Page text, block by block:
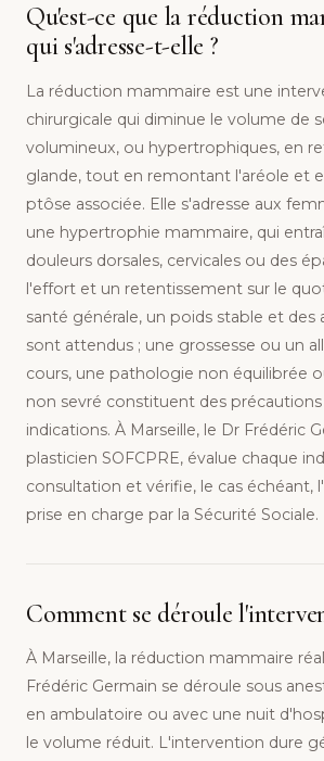
Qu'est-ce que la réduction
qui s'adresse-t-elle ?
La réduction mammaire est une
chirurgicale qui diminue le volume de
volumineux, ou hypertrophiques, en
glande, tout en remontant l'aréole et
ptôse associée. Elle s'adresse aux
une hypertrophie mammaire, qui
douleurs dorsales, cervicales ou des
l'effort et un retentissement sur le
santé générale, un poids stable et des
sont attendus ; une grossesse ou un
cours, une pathologie non équilibrée
non sevré constituent des
indications. À Marseille, le Dr Frédéric
plasticien SOFCPRE, évalue chaque
consultation et vérifie, le cas échéant,
prise en charge par la Sécurité Sociale.
Comment se déroule
À Marseille, la réduction mammaire
Frédéric Germain se déroule sous
en ambulatoire ou avec une nuit
le volume réduit. L'intervention dure